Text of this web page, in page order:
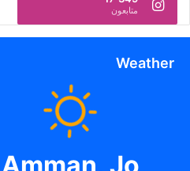
متابعون
Weather